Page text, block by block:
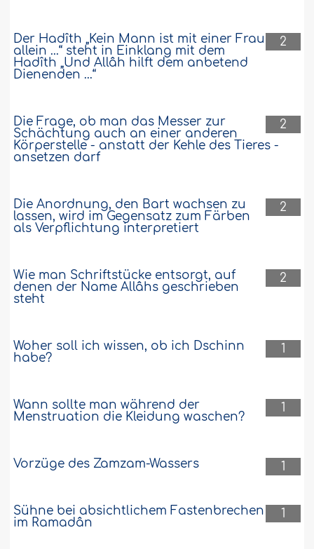
2
Der Hadîth „Kein Mann ist mit einer Frau
allein ...“ steht in Einklang mit dem
Hadîth „Und Allâh hilft dem anbetend
Dienenden ...“
2
Die Frage, ob man das Messer zur
Schächtung auch an einer anderen
Körperstelle - anstatt der Kehle des Tieres -
ansetzen darf
2
Die Anordnung, den Bart wachsen zu
lassen, wird im Gegensatz zum Färben
als Verpflichtung interpretiert
2
Wie man Schriftstücke entsorgt, auf
denen der Name Allâhs geschrieben
steht
1
Woher soll ich wissen, ob ich Dschinn
habe?
1
Wann sollte man während der
Menstruation die Kleidung waschen?
1
Vorzüge des Zamzam-Wassers
1
Sühne bei absichtlichem Fastenbrechen
im Ramadân